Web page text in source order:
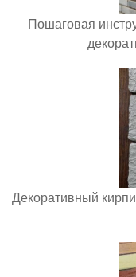
Пошаговая
Декоративный